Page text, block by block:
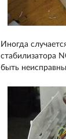
Иногда
стабилизатора
быть